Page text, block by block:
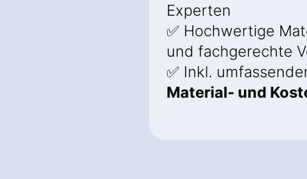
Experten
✅ Hochwertige
und fachgerechte
✅ Inkl.
Material- und